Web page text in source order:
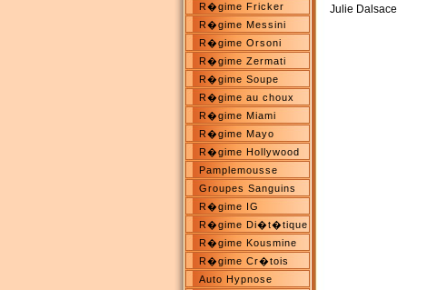
R�gime Fricker
R�gime Messini
R�gime Orsoni
R�gime Zermati
R�gime Soupe
R�gime au choux
R�gime Miami
R�gime Mayo
R�gime Hollywood
Pamplemousse
Groupes Sanguins
R�gime IG
R�gime Di�t�tique
R�gime Kousmine
R�gime Cr�tois
Auto Hypnose
Julie Dalsace